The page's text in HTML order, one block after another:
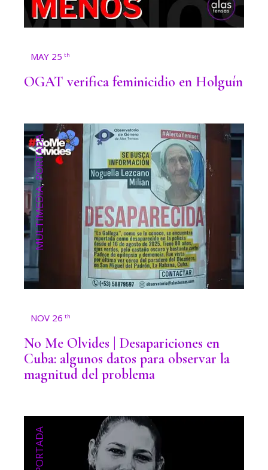
MAY 25 th
OGAT verifica feminicidio en Holguín
MULTIMEDIA
,
PORTADA
NOV 26 th
No Me Olvides | Desapariciones en
Cuba: algunos datos para observar la
magnitud del problema
PORTADA